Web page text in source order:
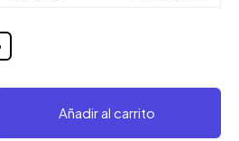
Añadir al carrito